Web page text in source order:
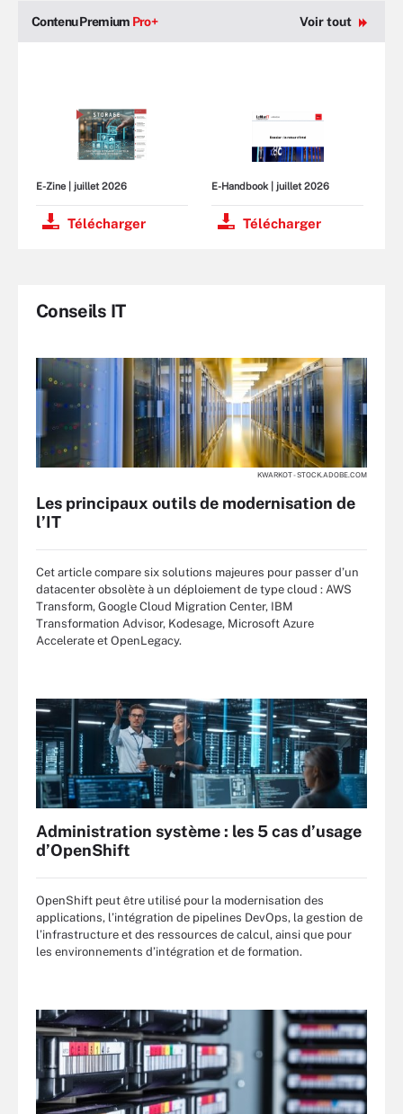
Contenu Premium Pro+ Voir tout
E-Zine | juillet 2026
Télécharger
E-Handbook | juillet 2026
Télécharger
Conseils IT
KWARKOT - STOCK.ADOBE.COM
Les principaux outils de modernisation de
l’IT
Cet article compare six solutions majeures pour passer d’un
datacenter obsolète à un déploiement de type cloud : AWS
Transform, Google Cloud Migration Center, IBM
Transformation Advisor, Kodesage, Microsoft Azure
Accelerate et OpenLegacy.
Administration système : les 5 cas d’usage
d’OpenShift
OpenShift peut être utilisé pour la modernisation des
applications, l’intégration de pipelines DevOps, la gestion de
l’infrastructure et des ressources de calcul, ainsi que pour
les environnements d’intégration et de formation.